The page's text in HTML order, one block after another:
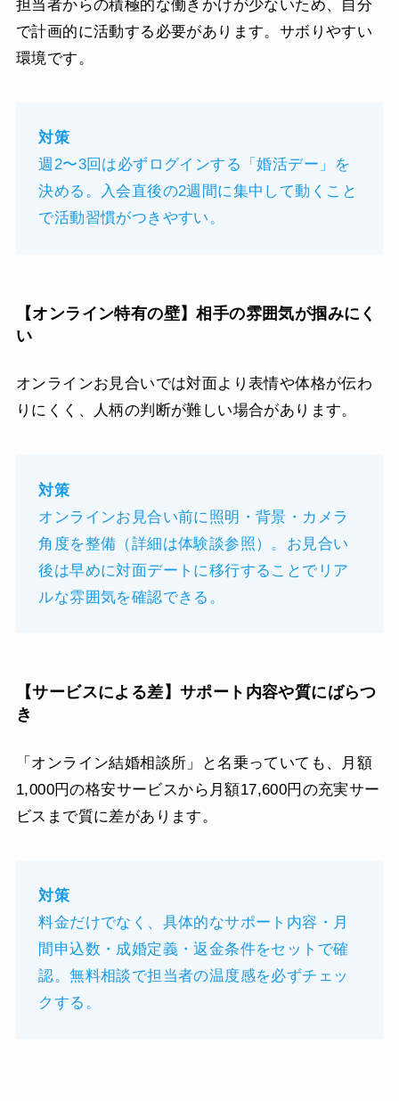
担当者からの積極的な働きかけが少ないため、自分
で計画的に活動する必要があります。サボりやすい
環境です。
対策
週2〜3回は必ずログインする「婚活デー」を
決める。入会直後の2週間に集中して動くこと
で活動習慣がつきやすい。
【オンライン特有の壁】相手の雰囲気が掴みにく
い
オンラインお見合いでは対面より表情や体格が伝わ
りにくく、人柄の判断が難しい場合があります。
対策
オンラインお見合い前に照明・背景・カメラ
角度を整備（詳細は体験談参照）。お見合い
後は早めに対面デートに移行することでリア
ルな雰囲気を確認できる。
【サービスによる差】サポート内容や質にばらつ
き
「オンライン結婚相談所」と名乗っていても、月額
1,000円の格安サービスから月額17,600円の充実サー
ビスまで質に差があります。
対策
料金だけでなく、具体的なサポート内容・月
間申込数・成婚定義・返金条件をセットで確
認。無料相談で担当者の温度感を必ずチェッ
クする。